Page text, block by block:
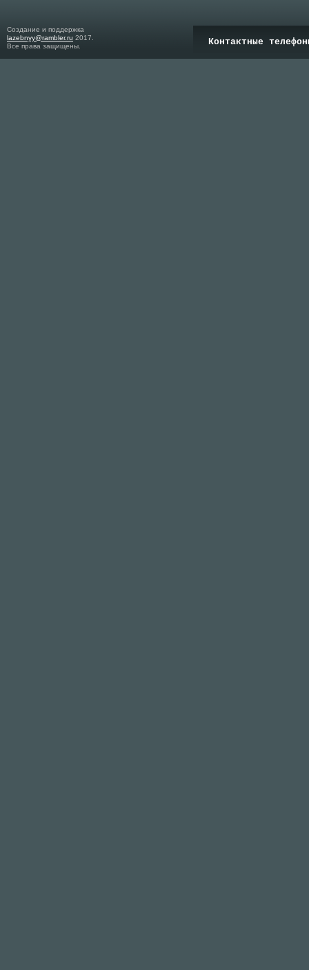
Создание и поддержка
lazebnyy@rambler.ru 2017.
Все права защищены.
Контактные